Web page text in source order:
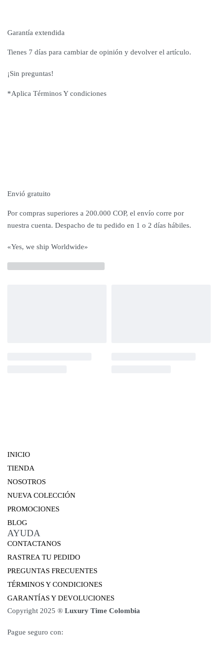
Garantía extendida
Tienes 7 días para cambiar de opinión y devolver el artículo.
¡Sin preguntas!
*Aplica Términos Y condiciones
Envió gratuito
Por compras superiores a 200.000 COP, el envío corre por
nuestra cuenta. Despacho de tu pedido en 1 o 2 días hábiles.
«Yes, we ship Worldwide»
INICIO
TIENDA
NOSOTROS
NUEVA COLECCIÓN
PROMOCIONES
BLOG
AYUDA
CONTACTANOS
RASTREA TU PEDIDO
PREGUNTAS FRECUENTES
TÉRMINOS Y CONDICIONES
GARANTÍAS Y DEVOLUCIONES
Copyright 2025 ® Luxury Time Colombia
Pague seguro con: